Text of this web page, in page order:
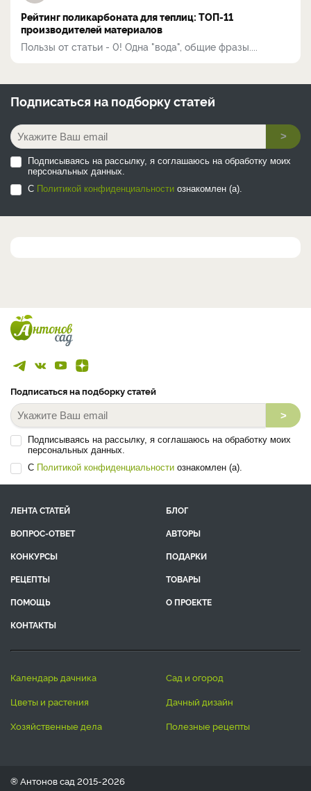
Рейтинг поликарбоната для теплиц: ТОП-11
производителей материалов
Пользы от статьи - 0! Одна "вода", общие фразы....
Подписаться на подборку статей
>
Подписываясь на рассылку, я соглашаюсь на обработку моих
персональных данных.
С Политикой конфиденциальности ознакомлен (а).
Подписаться на подборку статей
>
Подписываясь на рассылку, я соглашаюсь на обработку моих
персональных данных.
С Политикой конфиденциальности ознакомлен (а).
ЛЕНТА СТАТЕЙ
БЛОГ
ВОПРОС-ОТВЕТ
АВТОРЫ
КОНКУРСЫ
ПОДАРКИ
РЕЦЕПТЫ
ТОВАРЫ
ПОМОЩЬ
О ПРОЕКТЕ
КОНТАКТЫ
календарь дачника
сад и огород
цветы и растения
дачный дизайн
хозяйственные дела
полезные рецепты
® Антонов сад 2015-2026